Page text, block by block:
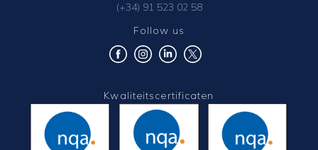
(+34) 91 523 02 58
Follow us
Kwaliteitscertificaten